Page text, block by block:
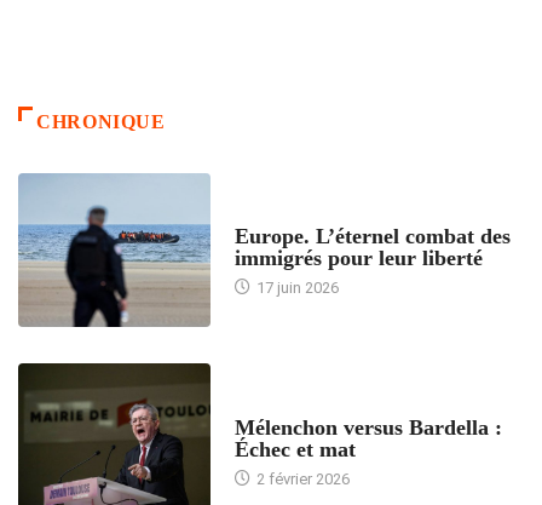
CHRONIQUE
Europe. L’éternel combat des
immigrés pour leur liberté
17 juin 2026
Mélenchon versus Bardella :
Échec et mat
2 février 2026